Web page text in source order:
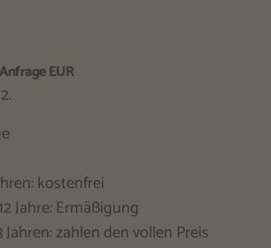
EUR
kostenfrei
Jahre: Ermäßigung
Jahren: zahlen den vollen Preis